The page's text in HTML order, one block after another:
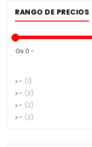
RANGO DE PRECIOS
Gs.0 -
- (1)
- (3)
- (2)
- (2)